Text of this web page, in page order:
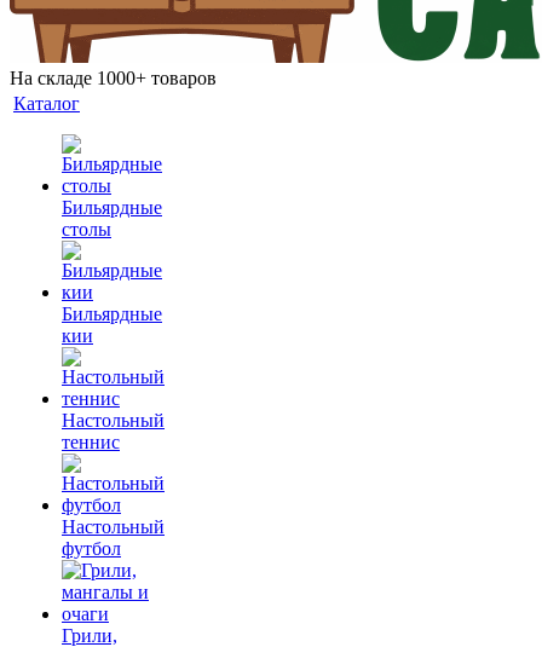
На складе 1000+ товаров
Каталог
Бильярдные
столы
Бильярдные
кии
Настольный
теннис
Настольный
футбол
Грили,